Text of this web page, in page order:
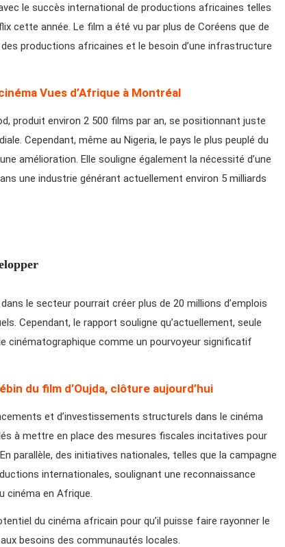
le succès international de productions africaines telles
cette année. Le film a été vu par plus de Coréens que de
productions africaines et le besoin d’une infrastructure
Vues d’Afrique à Montréal
produit environ 2 500 films par an, se positionnant juste
Cependant, même au Nigeria, le pays le plus peuplé du
amélioration. Elle souligne également la nécessité d’une
une industrie générant actuellement environ 5 milliards
le secteur pourrait créer plus de 20 millions d’emplois
Cependant, le rapport souligne qu’actuellement, seule
cinématographique comme un pourvoyeur significatif
du film d’Oujda, clôture aujourd’hui
et d’investissements structurels dans le cinéma
à mettre en place des mesures fiscales incitatives pour
parallèle, des initiatives nationales, telles que la campagne
internationales, soulignant une reconnaissance
cinéma en Afrique.
du cinéma africain pour qu’il puisse faire rayonner le
besoins des communautés locales.